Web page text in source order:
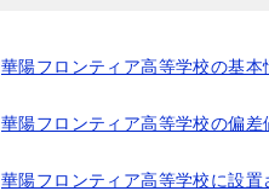
華陽フロンティア高等学校の基本
華陽フロンティア高等学校の偏差
華陽フロンティア高等学校に設置